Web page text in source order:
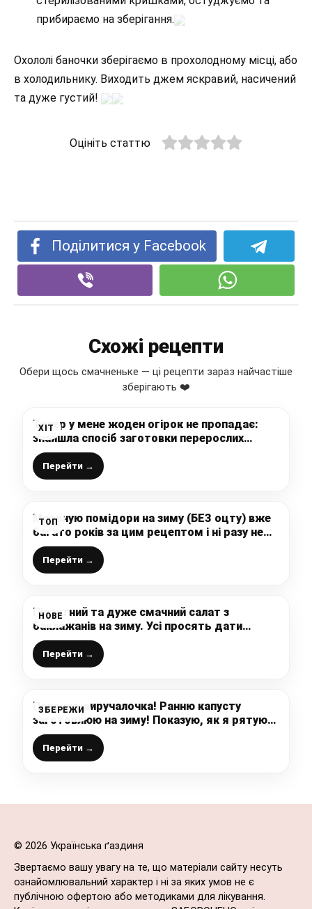
прибираємо на зберігання.
Охололі баночки зберігаємо в прохолодному місці, або
в холодильнику. Виходить джем яскравий, насичений
та дуже густий!
Оцініть статтю
Поділитися у Facebook
Схожі рецепти
Обери щось смачненьке — ці рецепти зараз найчастіше
зберігають ❤️
ХІТ
Тепер у мене жоден огірок не пропадає:
знайшла спосіб заготовки перерослих
огірків на зиму (ділюся рецептом)
Перейти →
ТОП
Мариную помідори на зиму (БЕЗ оцту) вже
багато років за цим рецептом і ні разу не
підвів! Рецепт на 2 л банки – без кислот і
все стоїть супер!
Перейти →
НОВЕ
Пікантний та дуже смачний салат з
баклажанів на зиму. Усі просять дати
рецепт
Перейти →
ЗБЕРЕЖИ
Палочка-виручалочка! Ранню капусту
заготовлюю на зиму! Показую, як я рятую
свою “потріскану” капусту і взимку
використовую до борщів, пиріжків
Перейти →
© 2026 Українська ґаздиня
Звертаємо вашу увагу на те, що матеріали сайту несуть
ознайомлювальний характер і ні за яких умов не є
публічною офертою або методиками для лікування.